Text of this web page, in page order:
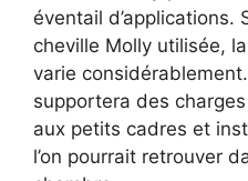
éventail d’applications.
cheville Molly utilisée,
varie
supportera des
aux petits cadres et
l’on pourrait retrouver